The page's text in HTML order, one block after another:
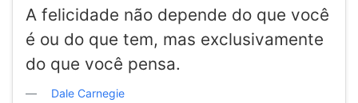
A felicidade não depende do que você
é ou do que tem, mas exclusivamente
do que você pensa.
Dale Carnegie